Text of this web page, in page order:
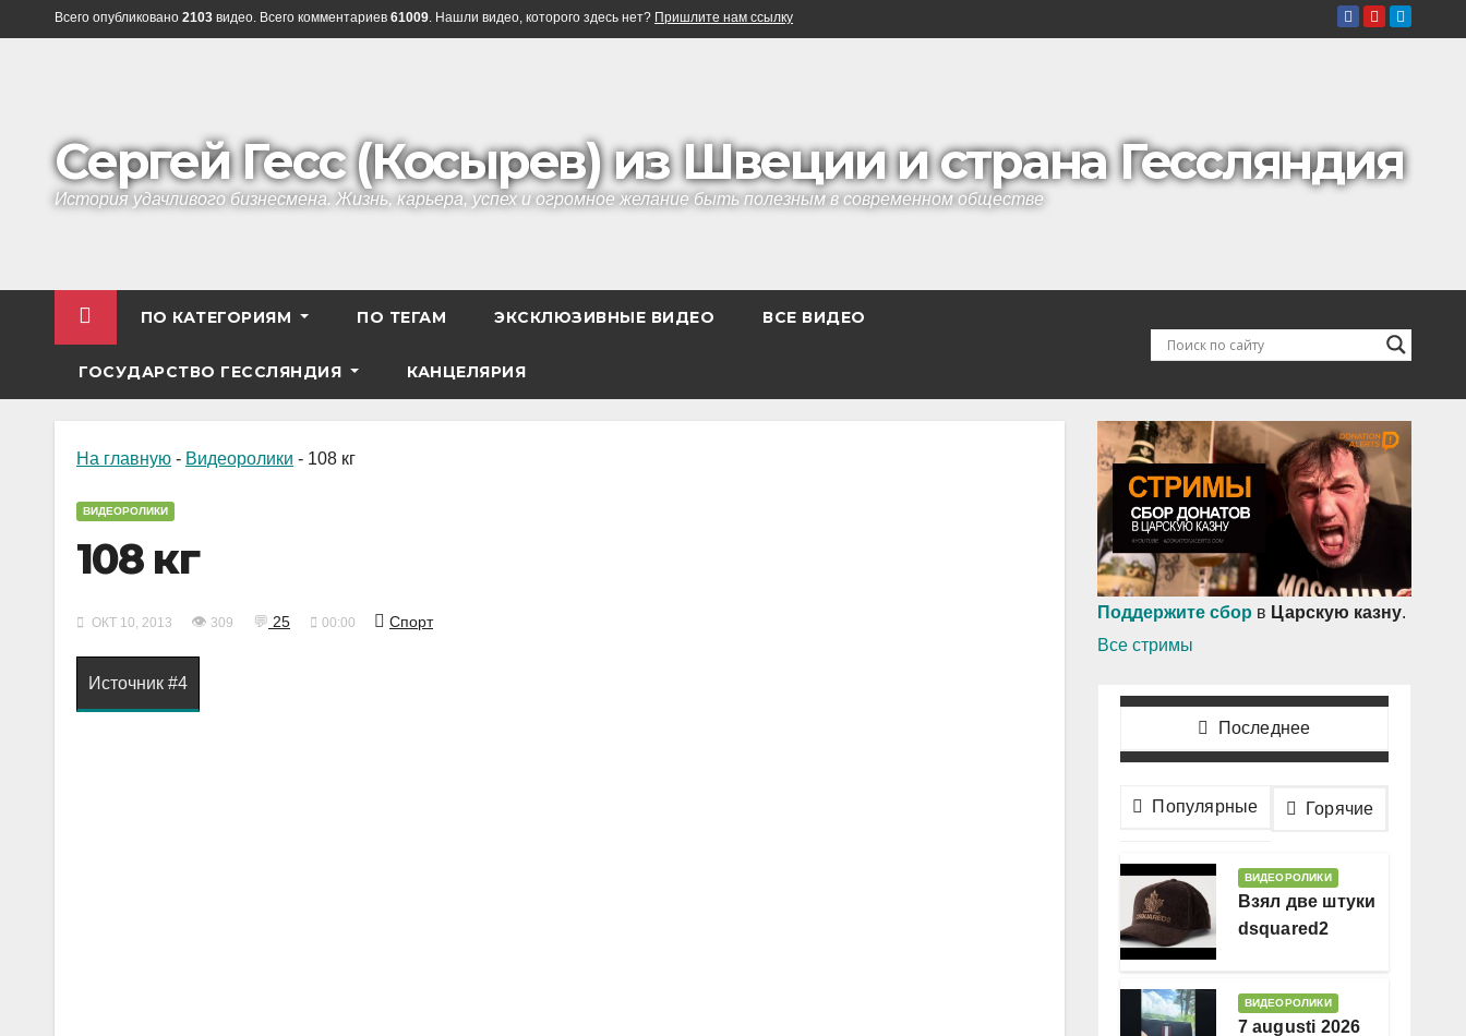
ПерейтиВсего опубликовано 2103 видео. Всего комментариев 61009. Нашли видео, которого здесь нет? Пришлите нам ссылку
Сергей Гесс (Косырев) из Швеции и страна Гессляндия
История удачливого бизнесмена. Жизнь, карьера, успех и огромное желание быть полезным в современном обществе
ПО КАТЕГОРИЯМ ПО ТЕГАМ ЭКСКЛЮЗИВНЫЕ ВИДЕО ВСЕ ВИДЕО
ГОСУДАРСТВО ГЕССЛЯНДИЯ КАНЦЕЛЯРИЯ
На главную - Видеоролики - 108 кг
ВИДЕОРОЛИКИ
108 кг
ОКТ 10, 2013 👁 309 💬 25 00:00 Спорт
Источник #4
Поддержите сбор в Царскую казну.
Все стримы
Последнее
Популярные Горячие
ВИДЕОРОЛИКИ
Взял две штуки
dsquared2
ВИДЕОРОЛИКИ
7 augusti 2026